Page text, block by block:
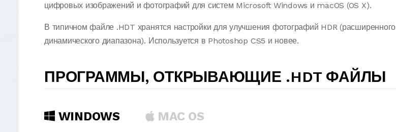
цифровых изображений и фотографий для систем Microsoft Windows и macOS (OS X).
В типичном файле .HDT хранятся настройки для улучшения фотографий HDR (расширенного
динамического диапазона). Используется в Photoshop CS5 и новее.
ПРОГРАММЫ, ОТКРЫВАЮЩИЕ .HDT ФАЙЛЫ
WINDOWS MAC OS